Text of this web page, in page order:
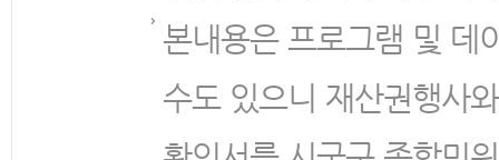
본내용은 프로그램 및 데
수도 있으니 재산권행사